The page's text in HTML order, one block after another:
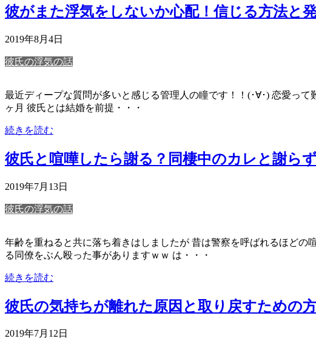
彼がまた浮気をしないか心配！信じる方法と
2019年8月4日
彼氏の浮気の話
最近ディープな質問が多いと感じる管理人の瞳です！！(･∀･) 恋愛っ
ヶ月 彼氏とは結婚を前提・・・
続きを読む
彼氏と喧嘩したら謝る？同棲中のカレと謝ら
2019年7月13日
彼氏の浮気の話
年齢を重ねると共に落ち着きはしましたが 昔は警察を呼ばれるほどの
る同僚をぶん殴った事がありますｗｗ は・・・
続きを読む
彼氏の気持ちが離れた原因と取り戻すための
2019年7月12日